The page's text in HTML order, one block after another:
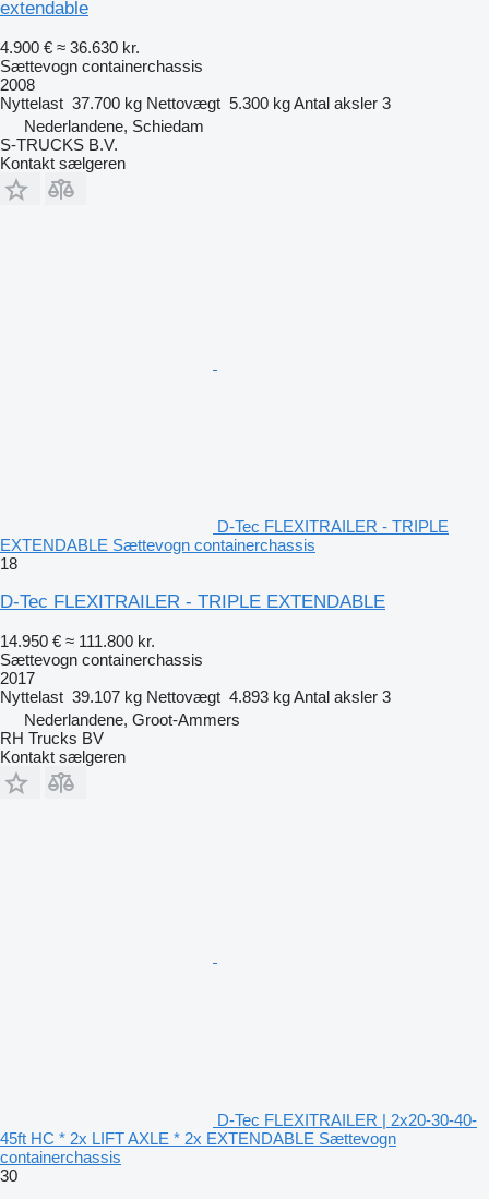
extendable
4.900 € ≈ 36.630 kr.
Sættevogn containerchassis
2008
Nyttelast 37.700 kg Nettovægt 5.300 kgAntal aksler 3
Nederlandene, Schiedam
S-TRUCKS B.V.
Kontakt sælgeren
D-Tec FLEXITRAILER - TRIPLE
EXTENDABLE Sættevogn containerchassis
18
D-Tec FLEXITRAILER - TRIPLE EXTENDABLE
14.950 € ≈ 111.800 kr.
Sættevogn containerchassis
2017
Nyttelast 39.107 kg Nettovægt 4.893 kgAntal aksler 3
Nederlandene, Groot-Ammers
RH Trucks BV
Kontakt sælgeren
D-Tec FLEXITRAILER | 2x20-30-40-
45ft HC * 2x LIFT AXLE * 2x EXTENDABLE Sættevogn
containerchassis
30